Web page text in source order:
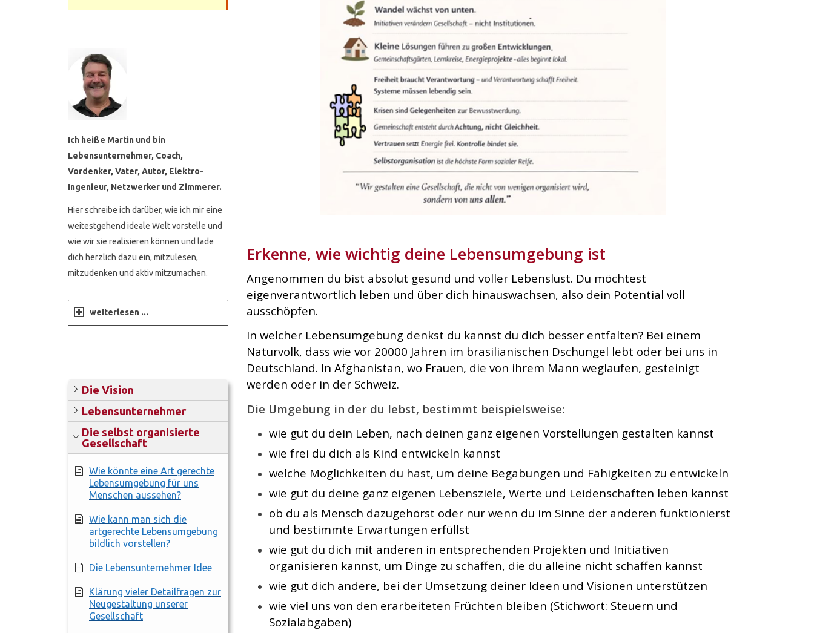
Ich heiße Martin und bin
Lebensunternehmer, Coach,
Vordenker, Vater, Autor, Elektro-
Ingenieur, Netzwerker und Zimmerer.
Hier schreibe ich darüber, wie ich mir eine
weitestgehend ideale Welt vorstelle und
wie wir sie realisieren können und lade
dich herzlich dazu ein, mitzulesen,
mitzudenken und aktiv mitzumachen.
weiterlesen ...
Die Vision
Lebensunternehmer
Die selbst organisierte
Gesellschaft
Wie könnte eine Art gerechte
Lebensumgebung für uns
Menschen aussehen?
Wie kann man sich die
artgerechte Lebensumgebung
bildlich vorstellen?
Die Lebensunternehmer Idee
Klärung vieler Detailfragen zur
Neugestaltung unserer
Gesellschaft
Erkenne, wie wichtig deine Lebensumgebung ist
Angenommen du bist absolut gesund und voller Lebenslust. Du möchtest
eigenverantwortlich leben und über dich hinauswachsen, also dein Potential voll
ausschöpfen.
In welcher Lebensumgebung denkst du kannst du dich besser entfalten? Bei einem
Naturvolk, dass wie vor 20000 Jahren im brasilianischen Dschungel lebt oder bei uns in
Deutschland. In Afghanistan, wo Frauen, die von ihrem Mann weglaufen, gesteinigt
werden oder in der Schweiz.
Die Umgebung in der du lebst, bestimmt beispielsweise:
wie gut du dein Leben, nach deinen ganz eigenen Vorstellungen gestalten kannst
wie frei du dich als Kind entwickeln kannst
welche Möglichkeiten du hast, um deine Begabungen und Fähigkeiten zu entwickeln
wie gut du deine ganz eigenen Lebensziele, Werte und Leidenschaften leben kannst
ob du als Mensch dazugehörst oder nur wenn du im Sinne der anderen funktionierst
und bestimmte Erwartungen erfüllst
wie gut du dich mit anderen in entsprechenden Projekten und Initiativen
organisieren kannst, um Dinge zu schaffen, die du alleine nicht schaffen kannst
wie gut dich andere, bei der Umsetzung deiner Ideen und Visionen unterstützen
wie viel uns von den erarbeiteten Früchten bleiben (Stichwort: Steuern und
Sozialabgaben)